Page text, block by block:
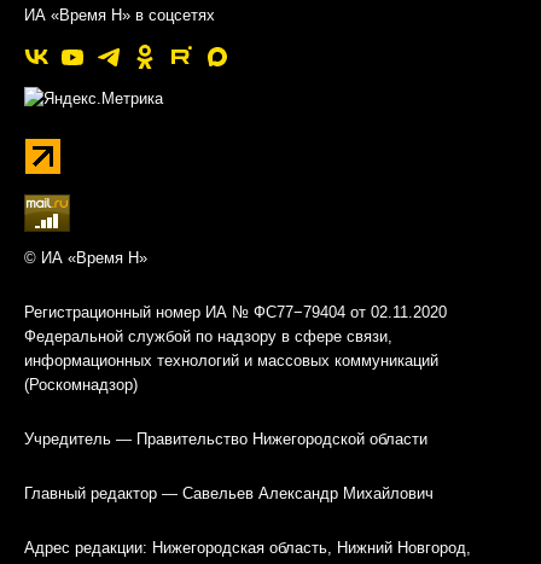
ИА «Время Н» в соцсетях
© ИА «Время Н»
Регистрационный номер ИА № ФС77−79404 от 02.11.2020
Федеральной службой по надзору в сфере связи,
информационных технологий и массовых коммуникаций
(Роскомнадзор)
Учредитель — Правительство Нижегородской области
Главный редактор — Савельев Александр Михайлович
Адрес редакции: Нижегородская область, Нижний Новгород,